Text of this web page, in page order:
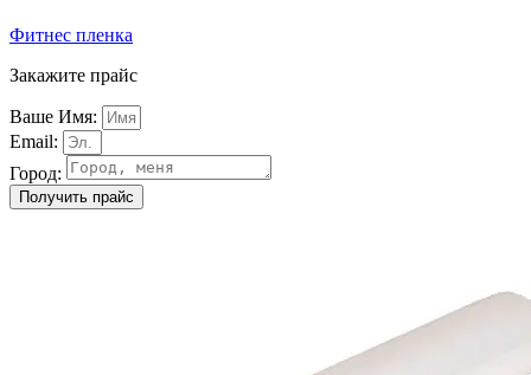
Фитнес пленка
Закажите прайс
Ваше Имя:
Email:
Город:
Получить прайс